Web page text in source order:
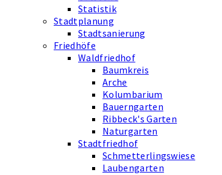
Statistik
Stadtplanung
Stadtsanierung
Friedhöfe
Waldfriedhof
Baumkreis
Arche
Kolumbarium
Bauerngarten
Ribbeck's Garten
Naturgarten
Stadtfriedhof
Schmetterlingswiese
Laubengarten